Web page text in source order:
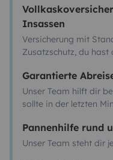
Insassen
Versicherung mit
Zusatzschutz, du hast
Garantierte
Unser Team hilft dir
sollte in der letzten
Pannenhilfe rund
Unser Team steht dir